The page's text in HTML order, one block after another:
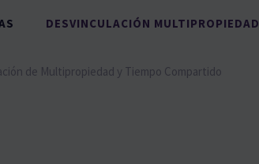
DESVINCULACIÓN MULTIPROPIEDAD
de Multipropiedad y Tiempo Compartido